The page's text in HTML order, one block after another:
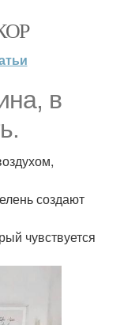
в
создают
чувствуется